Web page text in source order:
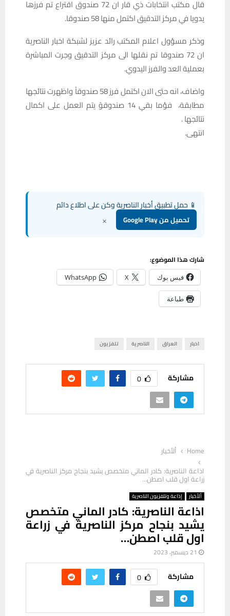
قال مكتب انتخابات ذي قار ان 72 صندوق اقتراع تم فرزها
يدويا في مركز التدقيق اكتمل منها 58 صندوقا.
وذكر مسؤول اعلام المكتب رائد عزيز لشبكة اخبار الناصرية
ان 72 صندوقا تم نقلها الى مركز التدقيق وجرت المباشرة
بعملية العد والفرز اليدوي.
واضاف، انه حتى الان اكتمل فرز 58 صندوقاً واظهرت نتائجها
مطابقة، فؤما بقي 14 صندوقوً يتم العمل على اكمال
نتائجها .
انتهى.
📱 حمل تطبيق أخبار الناصرية وكن على اطلاع دائم
تحميل من Google Play ×
شارك هذا الموضوع:
فيس بوك X
WhatsApp
طباعة
اخبار العراق الناصرية تلفزيون
مشاركة 0
Home
ألأخبار
اذاعة الناصرية: كادر الماني متخصص يشيد بنجاح مركز الناصرية في
زراعة اول قلب اصطن…
ألأخبار إذاعة وتلفزيون الناصرية
اذاعة الناصرية: كادر الماني متخصص
يشيد بنجاح مركز الناصرية في زراعة
اول قلب اصطن…
21 ديسمبر، 2023
مشاركة 0